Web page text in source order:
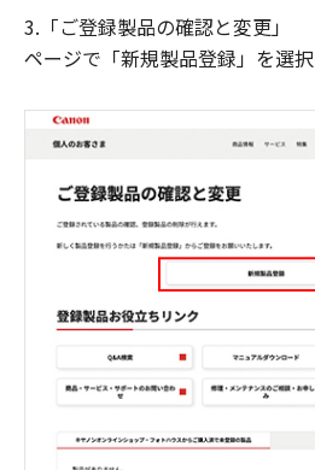
3.「ご登録製品の確認と変更」
ページで「新規製品登録」を選択